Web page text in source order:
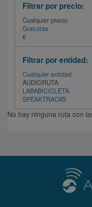
Filtrar por precio:
Cualquier precio
Gratuitas
€
Filtrar por entidad:
Cualquier entidad
AUDIORUTA
LABABICICLETA
SPEAKTRACKS
No hay ninguna ruta con